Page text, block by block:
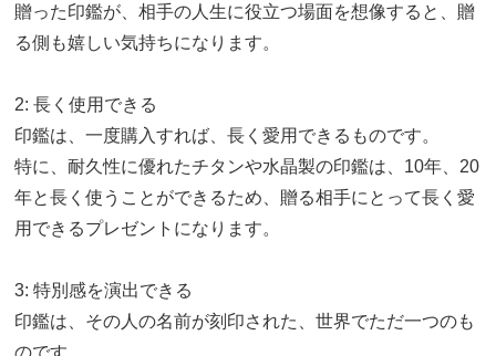
贈った印鑑が、相手の人生に役立つ場面を想像すると、贈
る側も嬉しい気持ちになります。
2: 長く使用できる
印鑑は、一度購入すれば、長く愛用できるものです。
特に、耐久性に優れたチタンや水晶製の印鑑は、10年、20
年と長く使うことができるため、贈る相手にとって長く愛
用できるプレゼントになります。
3: 特別感を演出できる
印鑑は、その人の名前が刻印された、世界でただ一つのも
のです。